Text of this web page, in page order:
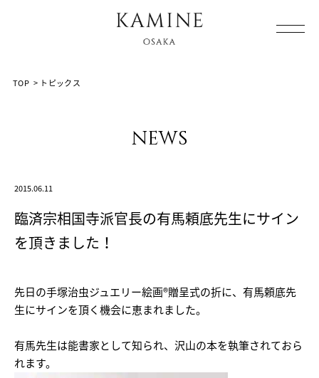
TOP > トピックス
news
2015.06.11
臨済宗相国寺派官長の有馬頼底先生にサイン
を頂きました！
先日の手塚治虫ジュエリー絵画®贈呈式の折に、有馬頼底先
生にサインを頂く機会に恵まれました。
有馬先生は能書家として知られ、沢山の本を執筆されておら
れます。